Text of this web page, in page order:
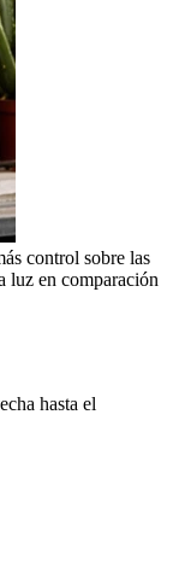
control sobre las
luz en comparación
hasta el